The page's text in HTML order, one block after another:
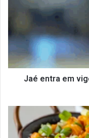
forma
exclusiva
2
Jaé entra em
verdadeiro
custo